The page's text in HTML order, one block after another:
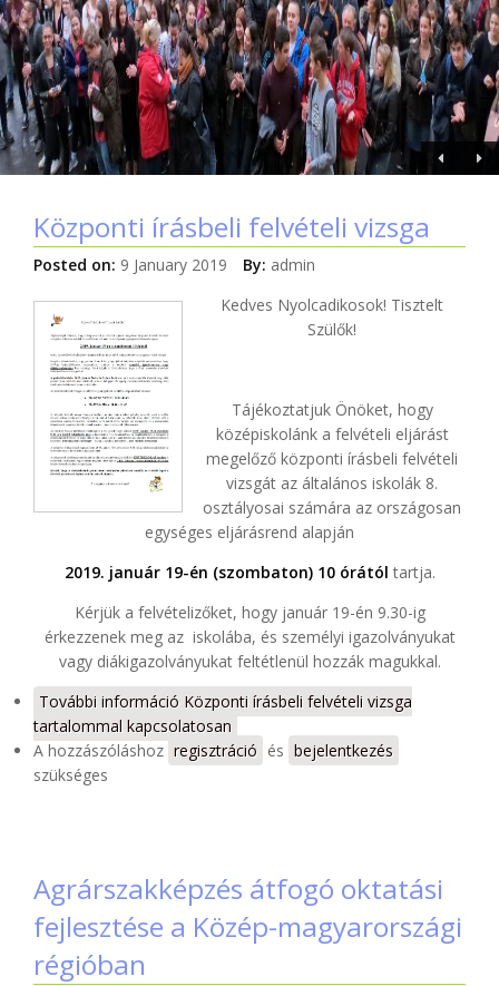
Központi írásbeli felvételi vizsga
Posted on: 9 January 2019 By: admin
Kedves Nyolcadikosok! Tisztelt
Szülők!
Tájékoztatjuk Önöket, hogy
középiskolánk a felvételi eljárást
megelőző központi írásbeli felvételi
vizsgát az általános iskolák 8.
osztályosai számára az országosan
egységes eljárásrend alapján
2019. január 19-én (szombaton) 10 órától tartja.
Kérjük a felvételizőket, hogy január 19-én 9.30-ig
érkezzenek meg az iskolába, és személyi igazolványukat
vagy diákigazolványukat feltétlenül hozzák magukkal.
További információ Központi írásbeli felvételi vizsga
tartalommal kapcsolatosan
A hozzászóláshoz regisztráció és bejelentkezés
szükséges
Agrárszakképzés átfogó oktatási
fejlesztése a Közép-magyarországi
régióban